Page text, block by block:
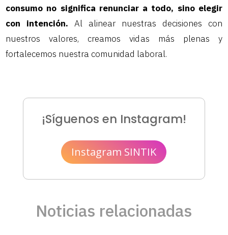
consumo no significa renunciar a todo, sino elegir
con intención. Al alinear nuestras decisiones con
nuestros valores, creamos vidas más plenas y
fortalecemos nuestra comunidad laboral.
¡Síguenos en Instagram!
Instagram SINTIK
Noticias relacionadas